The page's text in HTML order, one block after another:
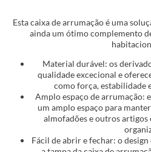
Esta caixa de arrumação é uma
ainda um ótimo complemento
Material durável: os
qualidade excecional e
como força, estabilidade
Amplo espaço de arrumação:
um amplo espaço para
almofadões e outros artigos
Fácil de abrir e fechar: o